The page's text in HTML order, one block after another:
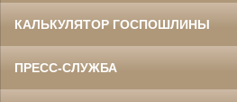
КАЛЬКУЛЯТОР ГОСПОШЛИНЫ
ПРЕСС-СЛУЖБА